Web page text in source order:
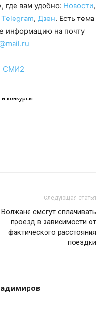
где вам удобно: Новости,
Telegram, Дзен. Есть тема
информацию на почту
СМИ2
и конкурсы
Следующая статья
Волжане смогут оплачивать
проезд в зависимости от
фактического расстояния
поездки